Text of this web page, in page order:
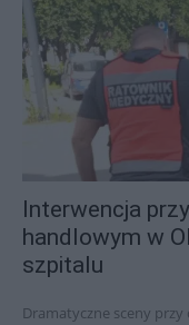
Interwencja
handlowym w
szpitalu
Dramatyczne sceny